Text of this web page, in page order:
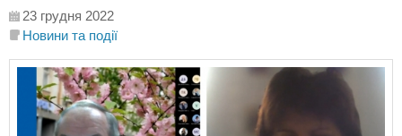
23 грудня 2022
Новини та події